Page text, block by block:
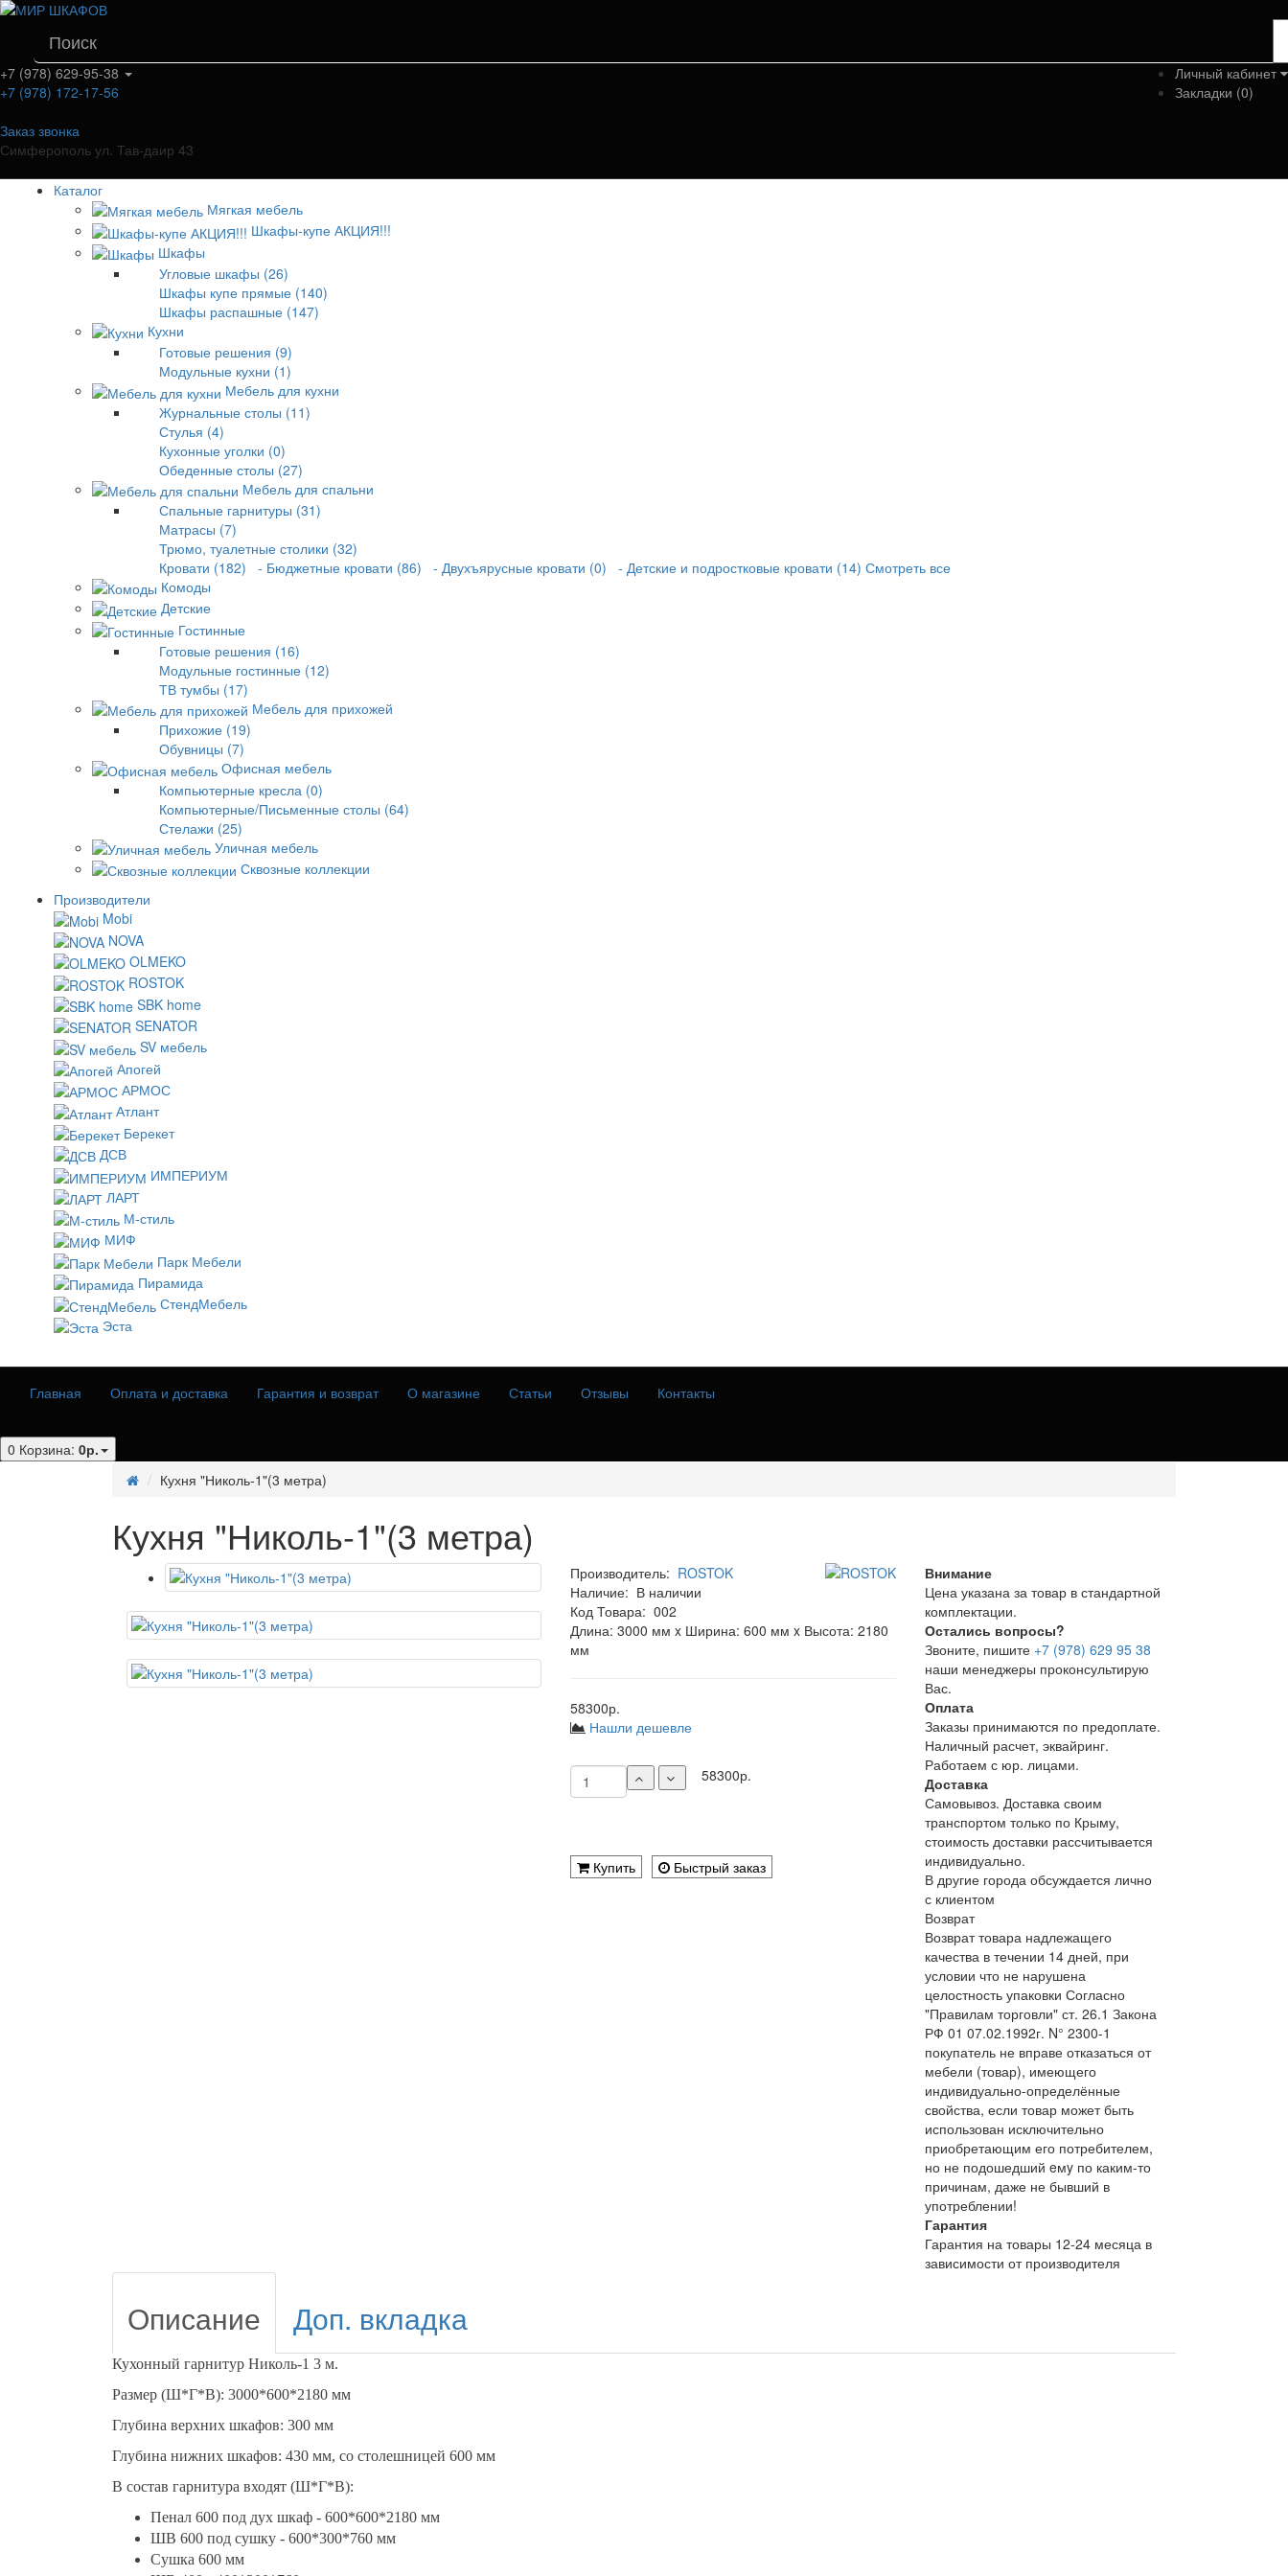
Личный кабинет
Закладки (0)
+7 (978) 629-95-38
+7 (978) 172-17-56
Заказ звонка
Симферополь ул. Тав-даир 43
Каталог
Мягкая мебель
Шкафы-купе АКЦИЯ!!!
Шкафы
Угловые шкафы (26)
Шкафы купе прямые (140)
Шкафы распашные (147)
Кухни
Готовые решения (9)
Модульные кухни (1)
Мебель для кухни
Журнальные столы (11)
Стулья (4)
Кухонные уголки (0)
Обеденные столы (27)
Мебель для спальни
Спальные гарнитуры (31)
Матрасы (7)
Трюмо, туалетные столики (32)
Кровати (182)
- Бюджетные кровати (86) - Двухъярусные кровати (0) - Детские и подростковые кровати (14) Смотреть все
Комоды
Детские
Гостинные
Готовые решения (16)
Модульные гостинные (12)
ТВ тумбы (17)
Мебель для прихожей
Прихожие (19)
Обувницы (7)
Офисная мебель
Компьютерные кресла (0)
Компьютерные/Письменные столы (64)
Стелажи (25)
Уличная мебель
Сквозные коллекции
Производители
Mobi
NOVA
OLMEKO
ROSTOK
SBK home
SENATOR
SV мебель
Апогей
АРМОС
Атлант
Берекет
ДСВ
ИМПЕРИУМ
ЛАРТ
М-стиль
МИФ
Парк Мебели
Пирамида
СтендМебель
Эста
Главная Оплата и доставка Гарантия и возврат О магазине Статьи Отзывы Контакты
0 Корзина: 0р.
Кухня "Николь-1"(3 метра)
Кухня "Николь-1"(3 метра)
Производитель: ROSTOK
Наличие: В наличии
Код Товара: 002
Длина: 3000 мм x Ширина: 600 мм x Высота: 2180
мм
58300р.
Нашли дешевле
58300р.
Купить Быстрый заказ
Внимание
Цена указана за товар в стандартной
комплектации.
Остались вопросы?
Звоните, пишите +7 (978) 629 95 38
наши менеджеры проконсультирую
Вас.
Оплата
Заказы принимаются по предоплате.
Наличный расчет, эквайринг.
Работаем с юр. лицами.
Доставка
Самовывоз. Доставка своим
транспортом только по Крыму,
стоимость доставки рассчитывается
индивидуально.
В другие города обсуждается лично
с клиентом
Возврат
Возврат товара надлежащего
качества в течении 14 дней, при
условии что не нарушена
целостность упаковки Согласно
"Правилам торговли" ст. 26.1 Закона
РФ 01 07.02.1992г. N° 2300-1
покупатель не вправе отказаться от
мебели (товар), имеющего
индивидуально-определённые
свойства, если товар может быть
использован исключительно
приобретающим его потребителем,
но не подошедший eмy по каким-то
причинам, даже не бывший в
употреблении!
Гарантия
Гарантия на товары 12-24 месяца в
зависимости от производителя
Описание Доп. вкладка
Кухонный гарнитур Николь-1 3 м.
Размер (Ш*Г*В): 3000*600*2180 мм
Глубина верхних шкафов: 300 мм
Глубина нижних шкафов: 430 мм, со столешницей 600 мм
В состав гарнитура входят (Ш*Г*В):
Пенал 600 под дух шкаф - 600*600*2180 мм
ШВ 600 под сушку - 600*300*760 мм
Сушка 600 мм